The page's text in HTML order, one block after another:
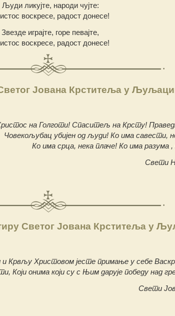
Људи ликујте, народи чујте:
воскресе, радост донесе!
Звезде играјте, горе певајте,
воскресе, радост донесе!
Јована Крститеља у
на Голготи! Спаситељ на Крсту!
Човекољубац убијен од људи! Ко има савести,
Ко има срца, нека плаче! Ко има разума ,
Свети
Светог Јована Крститеља у
Крвљу Христовом јесте примање у себе
Који онима који су с Њим дарује победу над
Свети